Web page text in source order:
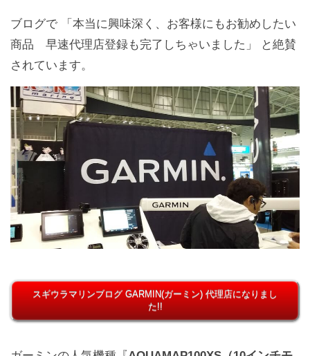
ブログで 「本当に興味深く、お客様にもお勧めしたい
商品 早速代理店登録も完了しちゃいました」 と絶賛
されています。
スギウラマリンブログ GARMIN(ガーミン) 代理店になりまし
た!!